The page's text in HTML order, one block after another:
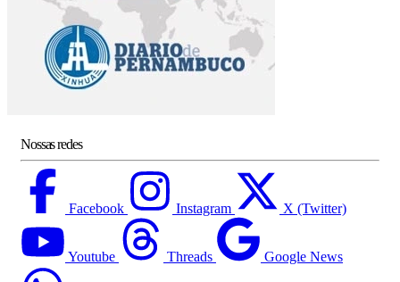
Nossas redes
Facebook Instagram X (Twitter)
Youtube Threads Google News